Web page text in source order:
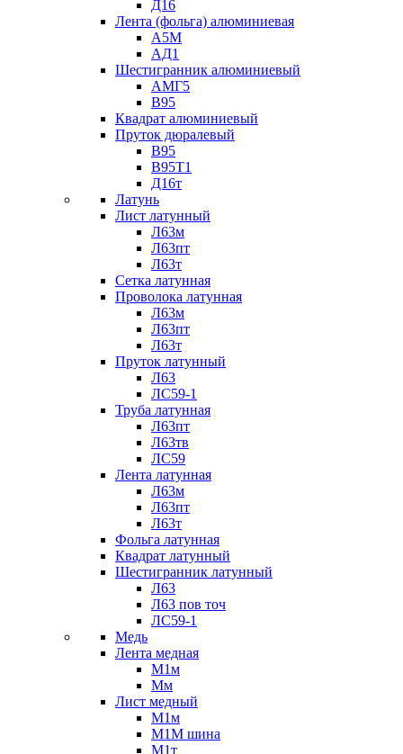
Д16
Лента (фольга) алюминиевая
А5М
АД1
Шестигранник алюминиевый
АМГ5
В95
Квадрат алюминиевый
Пруток дюралевый
В95
В95Т1
Д16т
Латунь
Лист латунный
Л63м
Л63пт
Л63т
Сетка латунная
Проволока латунная
Л63м
Л63пт
Л63т
Пруток латунный
Л63
ЛС59-1
Труба латунная
Л63пт
Л63тв
ЛС59
Лента латунная
Л63м
Л63пт
Л63т
Фольга латунная
Квадрат латунный
Шестигранник латунный
Л63
Л63 пов точ
ЛС59-1
Медь
Лента медная
М1м
Мм
Лист медный
М1м
М1М шина
М1т